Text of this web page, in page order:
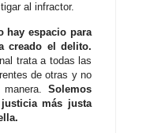
al infractor.
hay espacio para
creado el delito.
trata a todas las
de otras y no
Solemos
más justa